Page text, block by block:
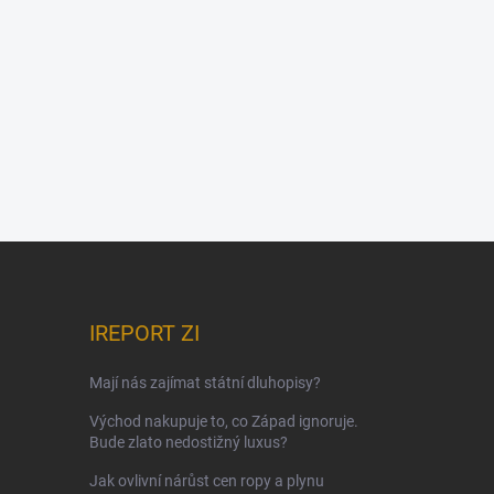
IREPORT ZI
Mají nás zajímat státní dluhopisy?
Východ nakupuje to, co Západ ignoruje.
Bude zlato nedostižný luxus?
Jak ovlivní nárůst cen ropy a plynu